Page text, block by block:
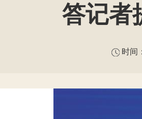
答记者
时间